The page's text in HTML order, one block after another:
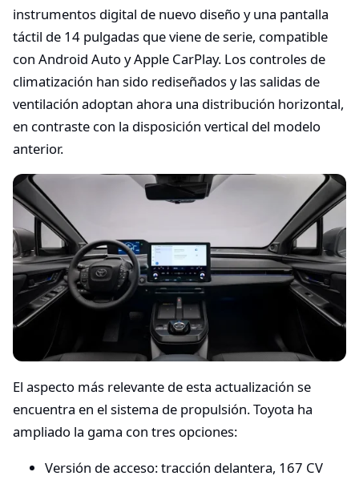
instrumentos digital de nuevo diseño y una pantalla
táctil de 14 pulgadas que viene de serie, compatible
con Android Auto y Apple CarPlay. Los controles de
climatización han sido rediseñados y las salidas de
ventilación adoptan ahora una distribución horizontal,
en contraste con la disposición vertical del modelo
anterior.
El aspecto más relevante de esta actualización se
encuentra en el sistema de propulsión. Toyota ha
ampliado la gama con tres opciones:
Versión de acceso: tracción delantera, 167 CV